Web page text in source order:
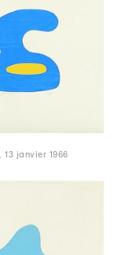
, 13 janvier 1966